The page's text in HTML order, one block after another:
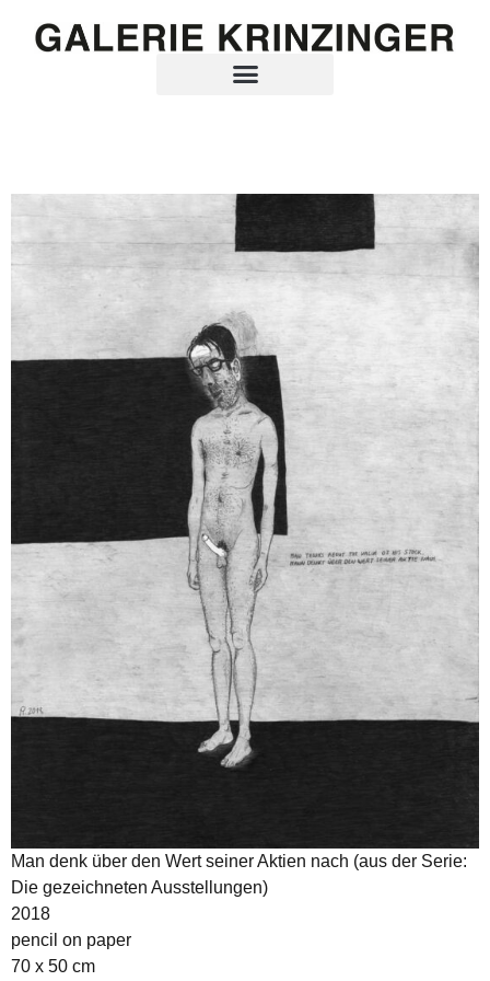
Man denk über den Wert seiner Aktien nach (aus der Serie:
Die gezeichneten Ausstellungen)
2018
pencil on paper
70 x 50 cm